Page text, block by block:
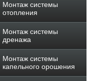
Монтаж системы
отопления
Монтаж системы
дренажа
Монтаж системы
капельного орошения